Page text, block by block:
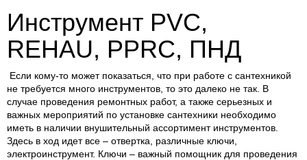
Инструмент PVC,
REHAU, PPRC, ПНД
Если кому-то может показаться, что при работе с сантехникой
не требуется много инструментов, то это далеко не так. В
случае проведения ремонтных работ, а также серьезных и
важных мероприятий по установке сантехники необходимо
иметь в наличии внушительный ассортимент инструментов.
Здесь в ход идет все – отвертка, различные ключи,
электроинструмент. Ключи – важный помощник для проведения